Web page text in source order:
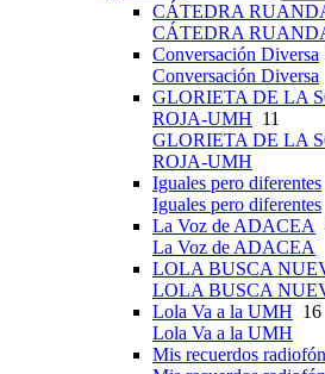
CÁTEDRA
CÁTEDRA
Conversación Diversa
Conversación Diversa
GLORIETA DE LA
ROJA-UMH 11
GLORIETA DE LA
ROJA-UMH
Iguales pero diferentes
Iguales pero diferentes
La Voz de ADACEA
La Voz de ADACEA
LOLA BUSCA
LOLA BUSCA
Lola Va a la UMH 16
Lola Va a la UMH
Mis recuerdos